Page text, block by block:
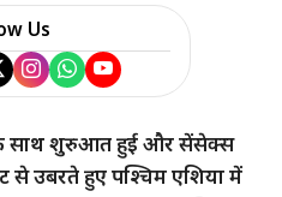
Us
के साथ शुरुआत हुई और सेंसेक्स
से उबरते हुए पश्चिम एशिया में